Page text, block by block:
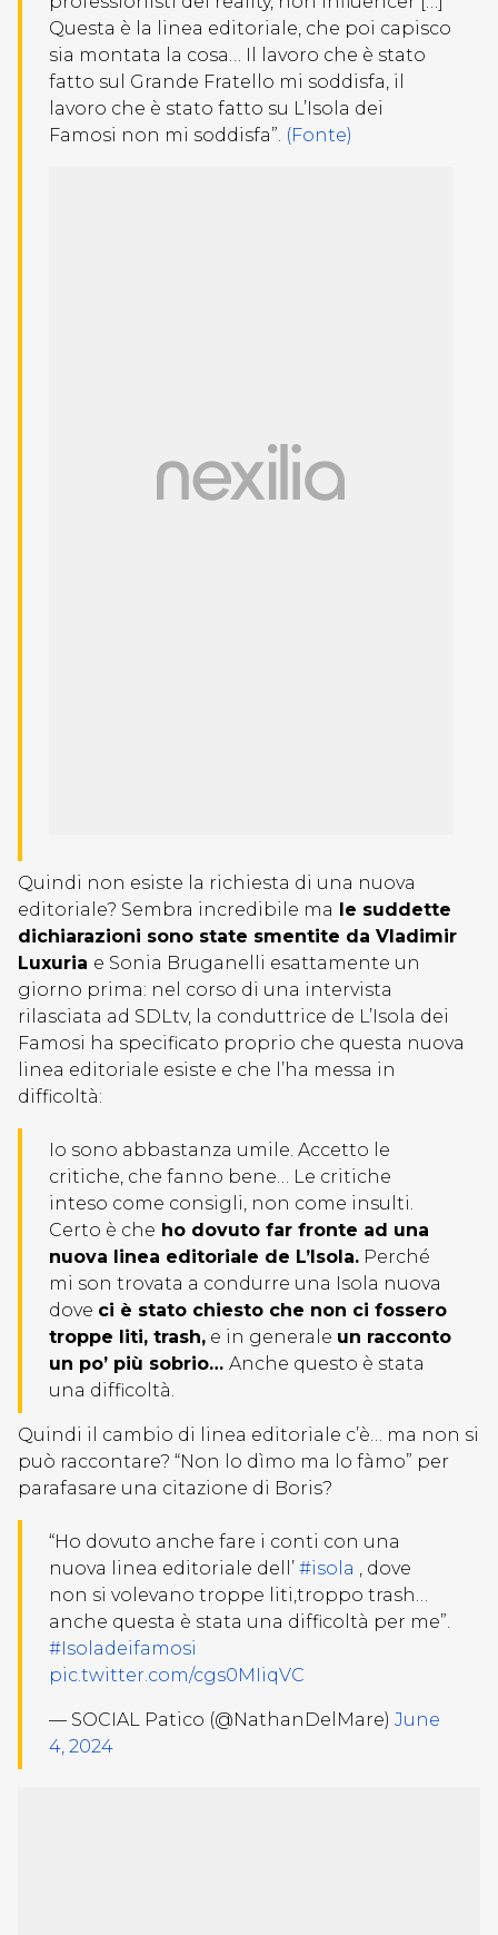
Questa è la linea editoriale, che poi capisco
sia montata la cosa… Il lavoro che è stato
fatto sul Grande Fratello mi soddisfa, il
lavoro che è stato fatto su L’Isola dei
Famosi non mi soddisfa”. (Fonte)
Quindi non esiste la richiesta di una nuova
editoriale? Sembra incredibile ma le suddette
dichiarazioni sono state smentite da Vladimir
Luxuria e Sonia Bruganelli esattamente un
giorno prima: nel corso di una intervista
rilasciata ad SDLtv, la conduttrice de L’Isola dei
Famosi ha specificato proprio che questa nuova
linea editoriale esiste e che l’ha messa in
difficoltà:
Io sono abbastanza umile. Accetto le
critiche, che fanno bene… Le critiche
inteso come consigli, non come insulti.
Certo è che ho dovuto far fronte ad una
nuova linea editoriale de L’Isola. Perché
mi son trovata a condurre una Isola nuova
dove ci è stato chiesto che non ci fossero
troppe liti, trash, e in generale un racconto
un po’ più sobrio… Anche questo è stata
una difficoltà.
Quindi il cambio di linea editoriale c’è… ma non si
può raccontare? “Non lo dìmo ma lo fàmo” per
parafasare una citazione di Boris?
“Ho dovuto anche fare i conti con una
nuova linea editoriale dell’ #isola , dove
non si volevano troppe liti,troppo trash…
anche questa è stata una difficoltà per me”.
#Isoladeifamosi
pic.twitter.com/cgs0MIiqVC
— SOCIAL Patico (@NathanDelMare) June
4, 2024